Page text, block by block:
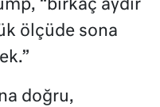
“birkaç aydır
ölçüde sona
doğru,